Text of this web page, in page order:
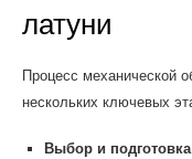
латуни
Процесс механической
нескольких ключевых
Выбор и подготовка